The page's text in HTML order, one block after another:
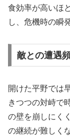
食効率が高いほ
し、危機時の瞬
敵との遭遇
開けた平野では
きつつの対峙で
の壁を崩しにく
の継続が難しく